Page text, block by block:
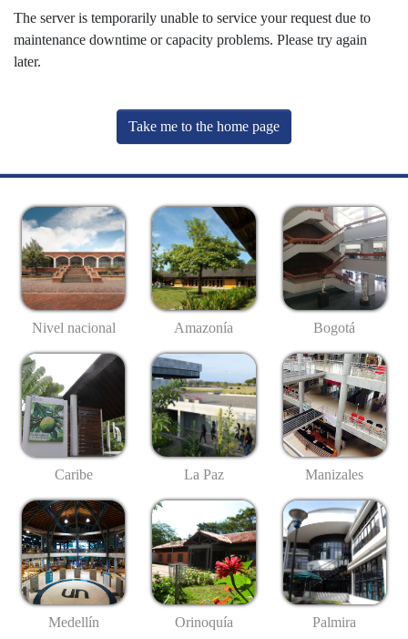
The server is temporarily unable to service your request due to
maintenance downtime or capacity problems. Please try again
later.
Take me to the home page
Nivel nacional Amazonía Bogotá
Caribe La Paz Manizales
Medellín Orinoquía Palmira